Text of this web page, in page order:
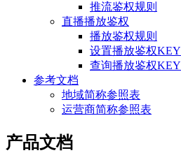
推流鉴权规则
直播播放鉴权
播放鉴权规则
设置播放鉴权KEY
查询播放鉴权KEY
参考文档
地域简称参照表
运营商简称参照表
产品文档